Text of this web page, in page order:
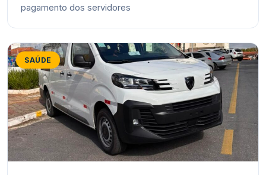
pagamento dos servidores
SAÚDE